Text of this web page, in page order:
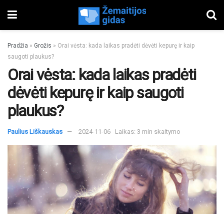
Pradžia » Grožis » Orai vėsta: kada laikas pradėti dėvėti kepurę ir kaip
saugoti plaukus?
Orai vėsta: kada laikas pradėti
dėvėti kepurę ir kaip saugoti
plaukus?
Paulius Liškauskas 2024-11-06 Laikas: 3 min skaitymo